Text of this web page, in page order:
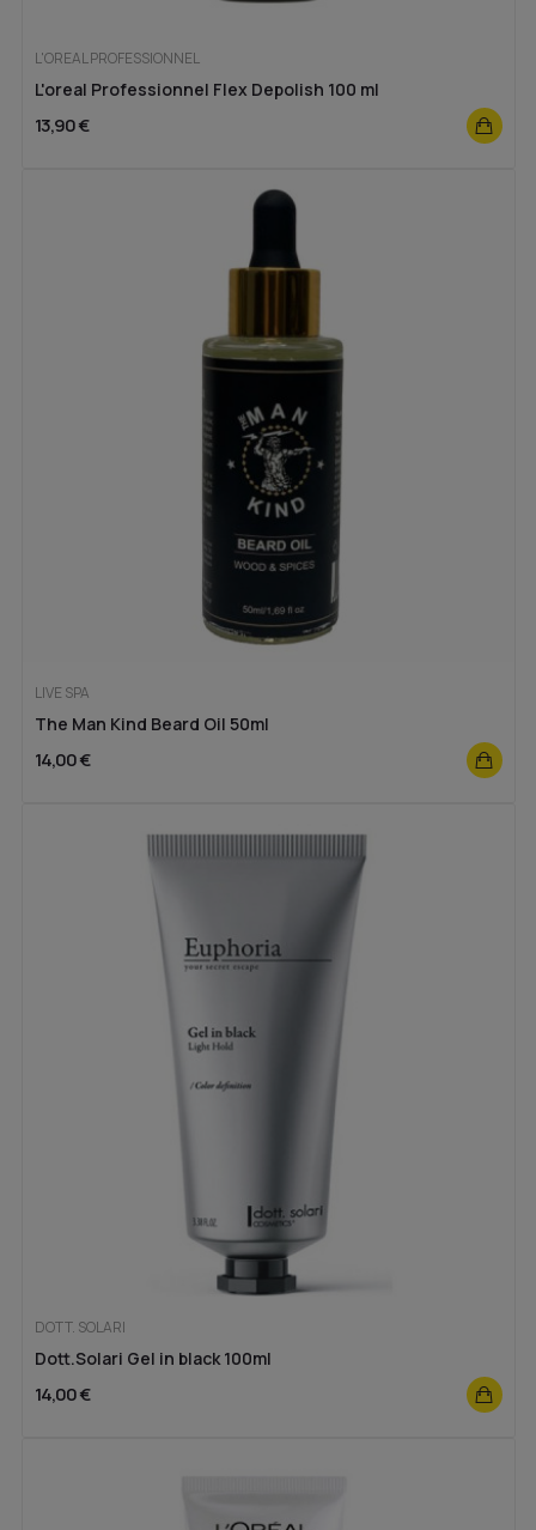
L'OREAL PROFESSIONNEL
L'oreal Professionnel Flex Depolish 100 ml
13,90 €
LIVE SPA
The Man Kind Beard Oil 50ml
14,00 €
DOTT. SOLARI
Dott.Solari Gel in black 100ml
14,00 €